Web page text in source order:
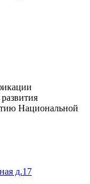
Национальной
д.17